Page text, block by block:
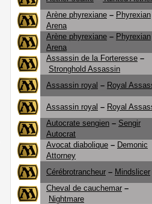
Arène phyrexiane – Phyrexian
Arena
Arène phyrexiane – Phyrexian
Arena
Assassin de la Forteresse –
Stronghold Assassin
Assassin royal – Royal
Assassin royal – Royal
Autocrate sengien – Sengir
Autocrat
Avocat diabolique – Demonic
Attorney
Cérébrotrancheur – Mindslicer
Cheval de cauchemar –
Nightmare